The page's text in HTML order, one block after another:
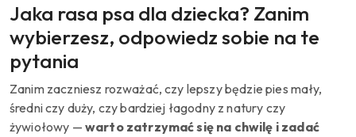
Jaka rasa psa dla dziecka? Zanim
wybierzesz, odpowiedz sobie na te
pytania
Zanim zaczniesz rozważać, czy lepszy będzie pies mały,
średni czy duży, czy bardziej łagodny z natury czy
żywiołowy — warto zatrzymać się na chwilę i zadać